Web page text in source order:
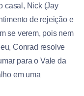
casal, Nick (Jay
de rejeição e
se verem, pois nem
Conrad resolve
para o Vale da
em uma